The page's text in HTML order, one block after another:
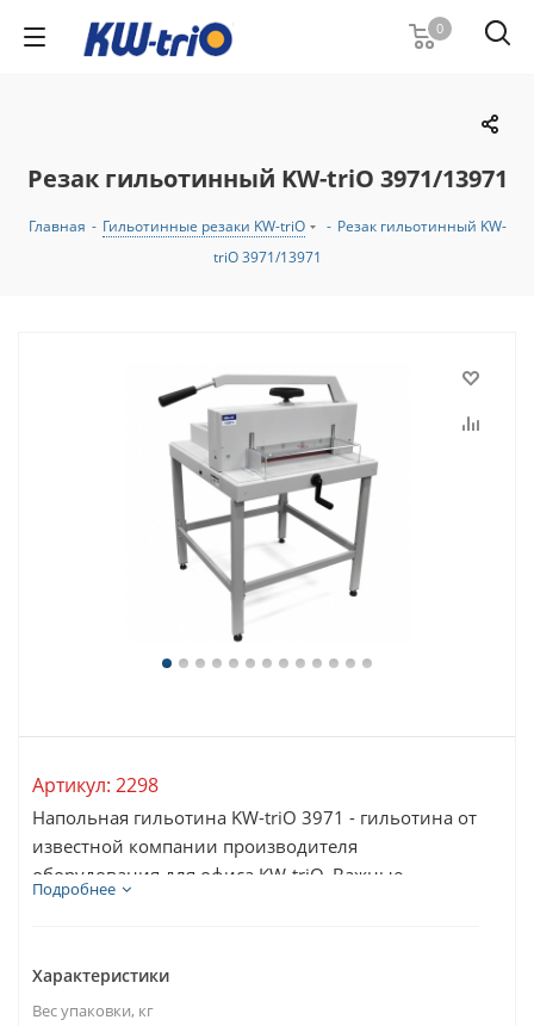
0
Резак гильотинный KW-triO 3971/13971
Главная - Гильотинные резаки KW-triO - Резак гильотинный KW-
triO 3971/13971
Артикул: 2298
Напольная гильотина KW-triO 3971 - гильотина от
известной компании производителя
оборудования для офиса KW-triO. Важные
свойства техники...
Подробнее
Характеристики
Вес упаковки, кг